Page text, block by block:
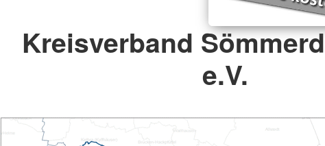
Kreisverband
e.V.